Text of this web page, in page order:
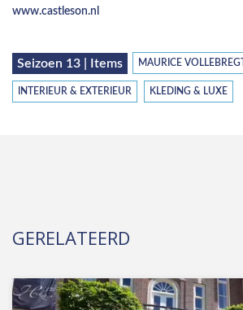
www.castleson.nl
Seizoen 13 | Items MAURICE VOLLEBREGT
INTERIEUR & EXTERIEUR KLEDING & LUXE
GERELATEERD